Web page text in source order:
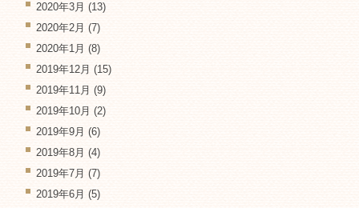
2020年3月 (13)
2020年2月 (7)
2020年1月 (8)
2019年12月 (15)
2019年11月 (9)
2019年10月 (2)
2019年9月 (6)
2019年8月 (4)
2019年7月 (7)
2019年6月 (5)